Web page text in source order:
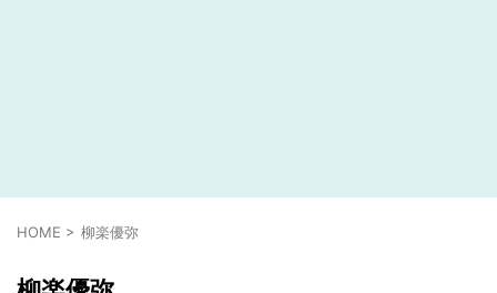
HOME > 柳楽優弥